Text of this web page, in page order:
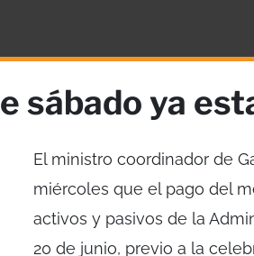
sábado ya
El ministro coordinador de
miércoles que el pago del
activos y pasivos de la
20 de junio, previo a la